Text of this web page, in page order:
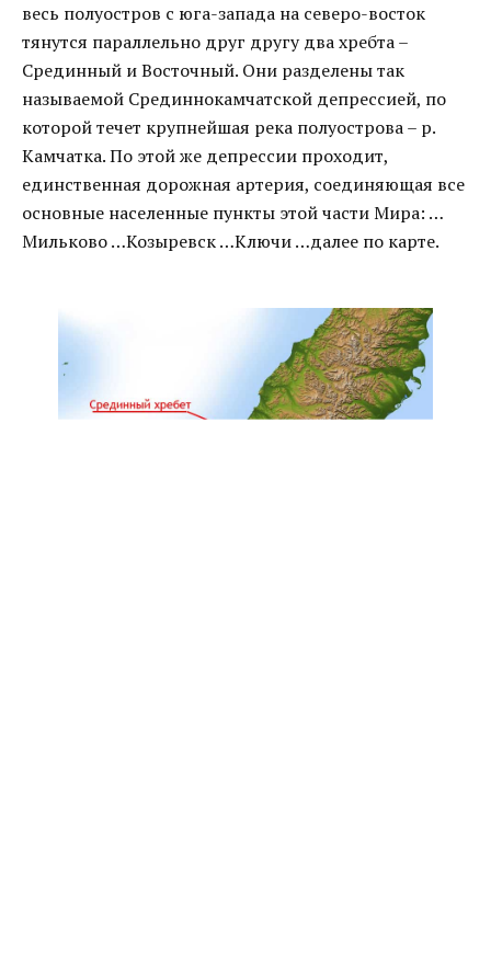
весь полуостров с юга-запада на северо-восток
тянутся параллельно друг другу два хребта –
Срединный и Восточный. Они разделены так
называемой Срединнокамчатской депрессией, по
которой течет крупнейшая река полуострова – р.
Камчатка. По этой же депрессии проходит,
единственная дорожная артерия, соединяющая все
основные населенные пункты этой части Мира: …
Мильково …Козыревск …Ключи …далее по карте.